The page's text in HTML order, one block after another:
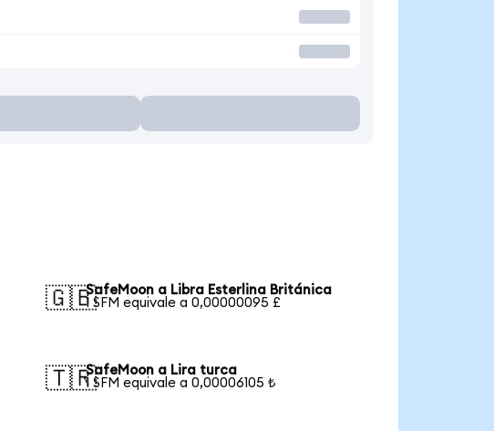
🇬🇧SafeMoon a Libra Esterlina Británica
1 SFM equivale a 0,00000095 £
🇹🇷SafeMoon a Lira turca
1 SFM equivale a 0,00006105 ₺